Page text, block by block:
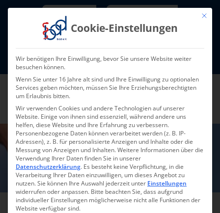
Skip
Fort- und Weiterbildung I Termine
Streitpunkte mit den Kostenträgern
Start: 16. November 2026
Wappnen Sie sich schon vor dem
Streit mit den Krankenkassen: Streit-
punkte sind sowohl in der häuslichen
der pflegerischen Versorgung (SGB
XI) verortet. Im Rahmen dieser Ver-
an ambulante Leistungserbringer
richtet, erläutern wir Ihnen die wich-
Hinweise, wie streitige Sachver
halte gelöst werden können.
mehr lesen
Mit
Cookie-Einstellungen
Wir benötigen Ihre Einwilligung, bevor Sie unsere Website weiter
besuchen können.
Wenn Sie unter 16 Jahre alt sind und Ihre Einwilligung zu optionalen
Services geben möchten, müssen Sie Ihre Erziehungsberechtigten
um Erlaubnis bitten.
Wir verwenden Cookies und andere Technologien auf unserer
Website. Einige von ihnen sind essenziell, während andere uns
helfen, diese Website und Ihre Erfahrung zu verbessern.
Personenbezogene Daten können verarbeitet werden (z. B. IP-
Adressen), z. B. für personalisierte Anzeigen und Inhalte oder die
Messung von Anzeigen und Inhalten.Weitere Informationen über die
Verwendung Ihrer Daten finden Sie in unserer
Datenschutzerklärung. Es besteht keine Verpflichtung, in die
Verarbeitung Ihrer Daten einzuwilligen, um dieses Angebot zu
nutzen.Sie können Ihre Auswahl jederzeit unter Einstellungen
widerrufen oder anpassen. Bitte beachten Sie, dass aufgrund
individueller Einstellungen möglicherweise nicht alle Funktionen der
Website verfügbar sind.